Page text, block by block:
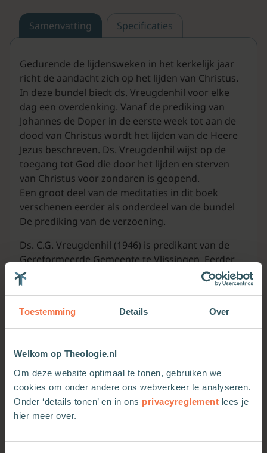
Toestemming Details Over
Welkom op Theologie.nl
Om deze website optimaal te tonen, gebruiken we
cookies om onder andere ons webverkeer te analyseren.
Onder ‘details tonen’ en in ons privacyreglement lees je
hier meer over.
Samenvatting Specificaties
Gedurende de lijdensweken in het kerkelijk jaar
richt de aandacht zich op het lijden van Christus.
In deze bundel biedt ds. Vreugdenhil voor elke
dag een overdenking. Vanaf de prediking van
Johannes de Doper in de eerste week tot aan de
dood van Christus wordt het lijden van de Heere
Jezus beschreven. Ds. Vreugdenhil wijst op de
toegang tot God die door het lijden en sterven
van Christus voor zondaren is geopend.
Een groot deel van de meditaties in dit boek
verschenen eerder als onderdeel van de bundel
De prediking van de verzoening.
Ds. C.G. Vreugdenhil (1946) is predikant van de
Gereformeerde Gemeente te Vlissingen. Eerder
was hij onder andere zendingspredikant op
Papua Nieuw Guinea.
Meer van deze auteur